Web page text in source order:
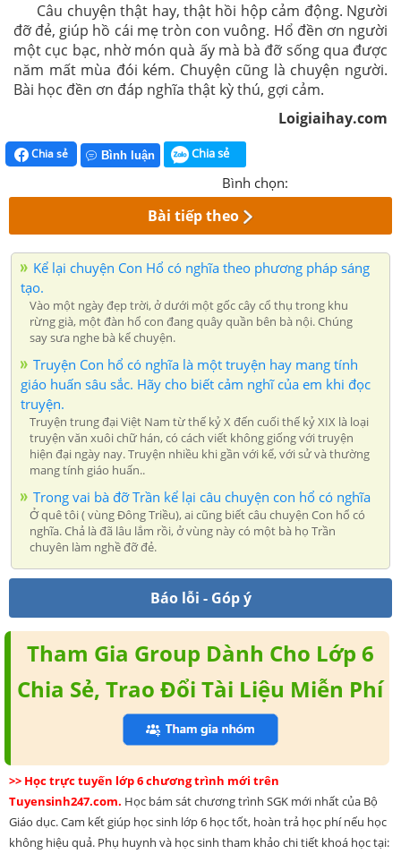
Câu chuyện thật hay, thật hồi hộp cảm động. Người
đỡ đẻ, giúp hồ cái mẹ tròn con vuông. Hổ đền ơn người
một cục bạc, nhờ món quà ấy mà bà đỡ sống qua được
năm mất mùa đói kém. Chuyện cũng là chuyện người.
Bài học đền ơn đáp nghĩa thật kỳ thú, gợi cảm.
Loigiaihay.com
Chia sẻ Bình luận Chia sẻ
Bình chọn:
Bài tiếp theo
Kể lại chuyện Con Hổ có nghĩa theo phương pháp sáng
tạo.
Vào một ngày đẹp trời, ở dưới một gốc cây cổ thụ trong khu
rừng già, một đàn hổ con đang quây quần bên bà nội. Chúng
say sưa nghe bà kể chuyện.
Truyện Con hổ có nghĩa là một truyện hay mang tính
giáo huấn sâu sắc. Hãy cho biết cảm nghĩ của em khi đọc
truyện.
Truyện trung đại Việt Nam từ thế kỷ X đến cuối thế kỷ XIX là loại
truyện văn xuôi chữ hán, có cách viết không giống với truyện
hiện đại ngày nay. Truyện nhiều khi gần với kể, với sử và thường
mang tính giáo huấn..
Trong vai bà đỡ Trần kể lại câu chuyện con hổ có nghĩa
Ở quê tôi ( vùng Đông Triều), ai cũng biết câu chuyện Con hổ có
nghĩa. Chả là đã lâu lắm rồi, ở vùng này có một bà họ Trần
chuyên làm nghề đỡ đẻ.
Báo lỗi - Góp ý
Tham Gia Group Dành Cho Lớp 6
Chia Sẻ, Trao Đổi Tài Liệu Miễn Phí
>> Học trực tuyến lớp 6 chương trình mới trên
Tuyensinh247.com. Học bám sát chương trình SGK mới nhất của Bộ
Giáo dục. Cam kết giúp học sinh lớp 6 học tốt, hoàn trả học phí nếu học
không hiệu quả. Phụ huynh và học sinh tham khảo chi tiết khoá học tại: